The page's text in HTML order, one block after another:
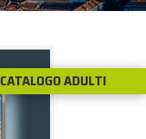
CATALOGO ADULTI